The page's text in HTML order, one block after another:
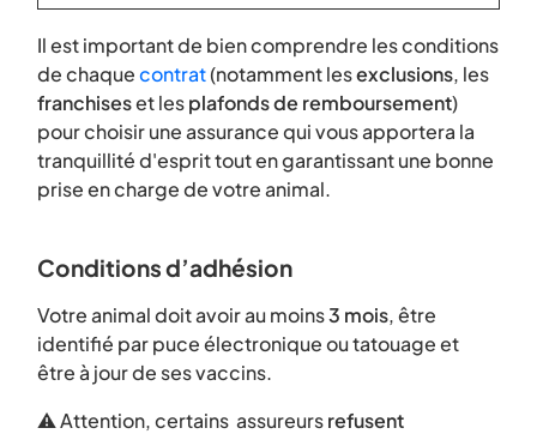
Il est important de bien comprendre les conditions
de chaquecontrat(notamment lesexclusions, les
franchiseset lesplafonds de remboursement)
pour choisir une assurance qui vous apportera la
tranquillité d'esprit tout en garantissant une bonne
prise en charge de votre animal.
Conditions d’adhésion
Votre animal doit avoir au moins3 mois, être
identifié par puce électronique ou tatouage et
être à jour de ses vaccins.
⚠️ Attention, certains assureursrefusent